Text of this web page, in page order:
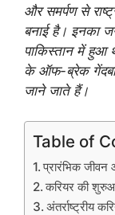
और समर्पण से
बनाई है। इनका
पाकिस्तान में हुआ
के ऑफ-ब्रेक
जाने जाते हैं।
Table of
प्रारंभिक जीवन
करियर की
अंतर्राष्ट्रीय